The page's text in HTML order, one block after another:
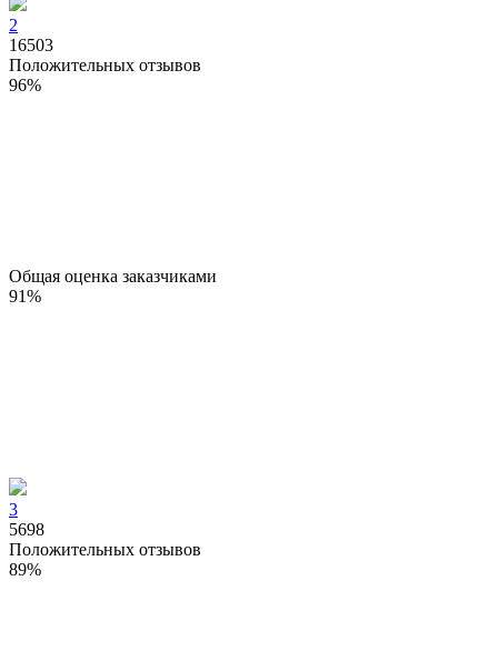
2
16503
Положительных отзывов
96%
Общая оценка заказчиками
91%
3
5698
Положительных отзывов
89%